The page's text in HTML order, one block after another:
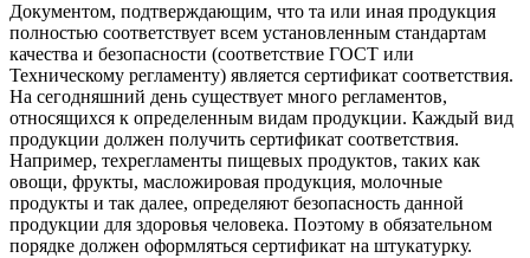
Документом, подтверждающим, что та или иная продукция
полностью соответствует всем установленным стандартам
качества и безопасности (соответствие ГОСТ или
Техническому регламенту) является сертификат соответствия.
На сегодняшний день существует много регламентов,
относящихся к определенным видам продукции. Каждый вид
продукции должен получить сертификат соответствия.
Например, техрегламенты пищевых продуктов, таких как
овощи, фрукты, масложировая продукция, молочные
продукты и так далее, определяют безопасность данной
продукции для здоровья человека. Поэтому в обязательном
порядке должен оформляться сертификат на штукатурку.